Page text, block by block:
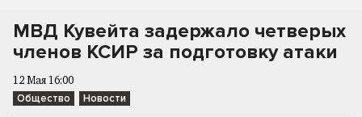
МВД Кувейта задержало четверых
членов КСИР за подготовку атаки
12 Мая 16:00
Общество Новости